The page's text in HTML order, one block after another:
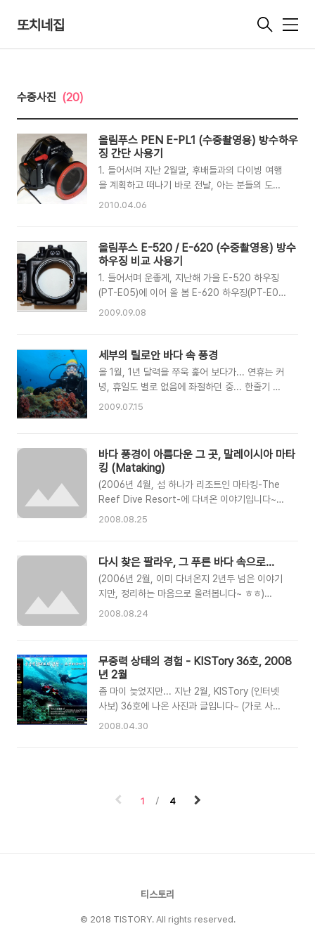
또치네집
메
수중사진 (20)
올림푸스 PEN E-PL1 (수중촬영용) 방수하우
징 간단 사용기
1. 들어서며 지난 2월말, 후배들과의 다이빙 여행
을 계획하고 떠나기 바로 전날, 아는 분들의 도움
으로 일본에서 급하게 공수된 올림푸스 PEN E-
빌려가야지~하는 막연한 생각중에... 급작스럽
게... 카메라는 물론 하우징에 대한 아무런 사전 정
보도 없는 상태에서 빌리게 된거였다. 빌릴 당시,
아직 출시전인 E-PL1 카메라와 14-42mm 렌즈
겠지만, 여행기간이 올림푸스의 큰행사와 겹쳐서
포트 분리가 안 되는 형태라 참으로 난감;;; ㅡ.ㅡ
(※ DSLR용 하우징의 경우 사용 렌즈에 따라 포트
를 달리 쓰..
2010.04.06
올림푸스 E-520 / E-620 (수중촬영용) 방수
하우징 비교 사용기
1. 들어서며 운좋게, 지난해 가을 E-520 하우징
(PT-E05)에 이어 올 봄 E-620 하우징(PT-E06)
을 써볼 기회가 생겼다. E-520과 E-620 하우징
가을에는 여름휴가 대신으로 인도네시아 마나도를
다녀왔는데 일정이 길어서 E-520에 대한 수중사
진 샘플은 좀 되지만, 올 봄에 다녀온 필리핀의 릴
로안은 샌드위치휴무에 하루 더 휴가내고 급하게
다녀온거라 E-620의 수중 샘플 사진은 상대적으
도 좀 열악하니, 여러 사정들을 감안해서 봐 주시
기 바란다~ ^^ 2. 올림푸스 E-system 카메라 하
우징 ..
2009.09.08
세부의 릴로안 바다 속 풍경
올 1월, 1년 달력을 쭈욱 훑어 보다가... 연휴는 커
녕, 휴일도 별로 없음에 좌절하던 중... 한줄기 빛
으로 감지된 5월 노동절-어린이날을 낀 연휴~! 물
이 가능했다. 그때부터 장소 물색을 하고, 몇가지
로 압축된 장소에 따라 세부행을 결정해서 비행기
예약을 해놓고~ㅋ (세부로 가면 두마게티, 보홀,
모알보알, 오슬롭, 릴로안 등등이 가능하기에...
^^) 구체적인 장소를 알아보던 중에, 인원이 하나
알보알도 가봤고... 위 포인트들이, 한번 더 가도
좋을만큼..
2009.07.15
바다 풍경이 아름다운 그 곳, 말레이시아 마타
킹 (Mataking)
(2006년 4월, 섬 하나가 리조트인 마타킹-The
Reef Dive Resort-에 다녀온 이야기입니다~
^^) 시파단 근처에 섬 하나가 리조트인 아름다운
위해 스쿠버교육을 새로 받았고, 나도 10년 넘게
써오던 스쿠버장비들을 큰맘먹고 개비해, 마타킹
갈 날짜만 손 꼽아 기다렸다~ 자아 출발~~ 루트는
시파단과 거의 같다. 인천에서 코타키나발루로 가
서, 국내선타고 따와우(Tawau)로 간 다음, 차로
피드보트 타느냐에 따라, 시파단으로 갈지, 마블로
갈지, 카팔라이로 갈지, 아니면 마타킹으로 갈지가
정해졌다. 단..
2008.08.25
다시 찾은 팔라우, 그 푸른 바다 속으로...
(2006년 2월, 이미 다녀온지 2년두 넘은 이야기
지만, 정리하는 마음으로 올려봅니다~ ㅎㅎ)
2004년 6월에 다녀온 팔라우, 다녀온 후로 계속
서 만나 나의 두번째 팔라우 여행을 함께했다. 일
명 '눈꺼풀 남매'인 이혜림님과 성기일님 (왼쪽부
터) 항상 신혼인 유지인님, 김선준님 (왼쪽부터) 비
행기는 밤동안 팔라우로 날아갔고, 새벽녁에 도착
해서 호텔에 대강 짐을 내린 후, 한두시간 자는둥
2008.08.24
무중력 상태의 경험 - KISTory 36호, 2008
년 2월
좀 마이 늦었지만... 지난 2월, KISTory (인터넷
사보) 36호에 나온 사진과 글입니다~ (가로 사이
즈가 1011 픽셀이니, 글씨를 제대로 보시려면 클
2008.04.30
1 4
티스토리
© 2018 TISTORY. All rights reserved.